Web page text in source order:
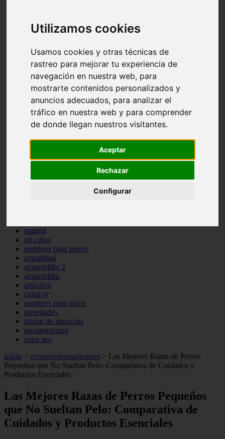
Utilizamos cookies
Usamos cookies y otras técnicas de
rastreo para mejorar tu experiencia de
navegación en nuestra web, para
mostrarte contenidos personalizados y
anuncios adecuados, para analizar el
tráfico en nuestra web y para comprender
de donde llegan nuestros visitantes.
Aceptar
Rechazar
Configurar
protagonistas
reptiles
adopci n
higiene
snacks
acuario
comercios
estanques
viajar
cr a
especies invasoras
madrid
art culos
nombres para perros
actualidad
acuariofilia 2
acuariofilia
articulos
canal tv
nombres para gatos
novedades
tablon de anuncios
uncategorized
zona pro
Inicio > centroveterinariosures > Las Mejores Razas de Perros
Pequeños que No Sueltan Pelo: Comparativa de Cuidados y
Productos Esenciales
Las Mejores Razas de Perros Pequeños
que No Sueltan Pelo: Comparativa de
Cuidados y Productos Esenciales